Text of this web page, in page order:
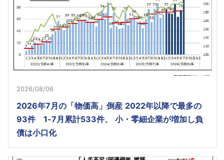
2026/08/06
2026年7月の「物価高」倒産 2022年以降で最多の
93件 1-7月累計533件、 小・零細企業が増加し負
債は小口化